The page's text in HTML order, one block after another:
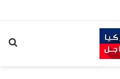
جديدة.. كم سترتفع الأسعار؟